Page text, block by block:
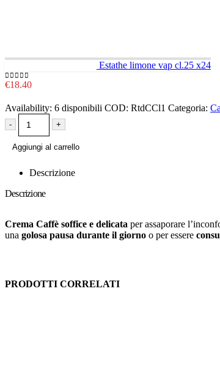
Estathe limone vap cl.25 x24
0out of 5
€18.40
Availability: 6 disponibili COD: RtdCCl1 Categoria:
- +
Aggiungi al carrello
Descrizione
Descrizione
Crema Caffè soffice e delicata per assaporare
una golosa pausa durante il giorno o per essere
PRODOTTI CORRELATI